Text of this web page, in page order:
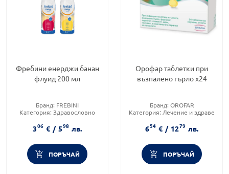
Фребини енерджи банан
флуид 200 мл
Бранд: FREBINI
Категория: Здравословно
306 € / 598 лв.
ПОРЪЧАЙ
Орофар таблетки при
възпалено гърло х24
Бранд: OROFAR
Категория: Лечение и здраве
654 € / 1279 лв.
ПОРЪЧАЙ